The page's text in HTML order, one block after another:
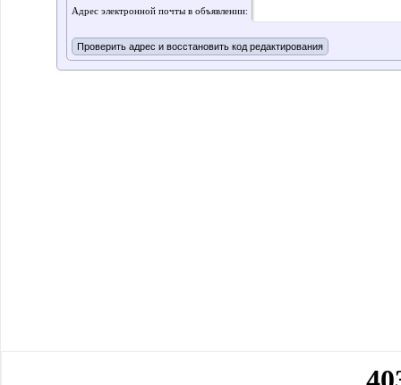
Адрес электронной почты в объявлении: